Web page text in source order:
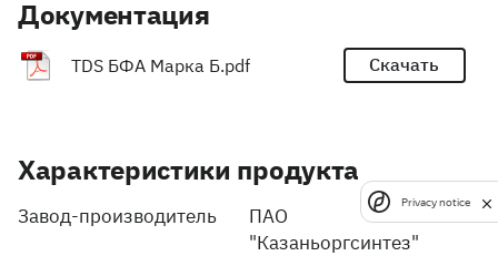
Документация
TDS БФА Марка Б.pdf Скачать
Характеристики продукта
Завод-производитель
ПАО
"Казаньоргсинтез"
Privacy notice